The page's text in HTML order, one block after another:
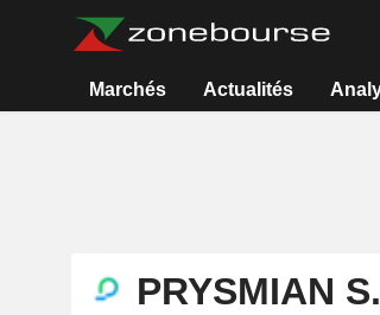
Marchés Actualités
PRYSMIAN